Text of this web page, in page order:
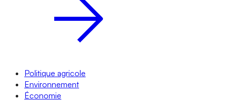
Politique agricole
Environnement
Économie